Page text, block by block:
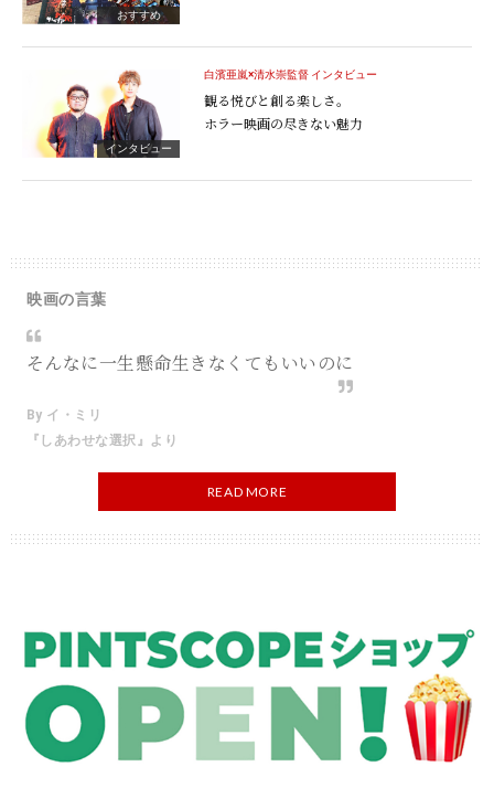
おすすめ
インタビュー
白濱亜嵐×清水崇監督 インタビュー
観る悦びと創る楽しさ。
ホラー映画の尽きない魅力
映画の言葉
そんなに一生懸命生きなくてもいいのに
By イ・ミリ
『しあわせな選択』より
READ MORE